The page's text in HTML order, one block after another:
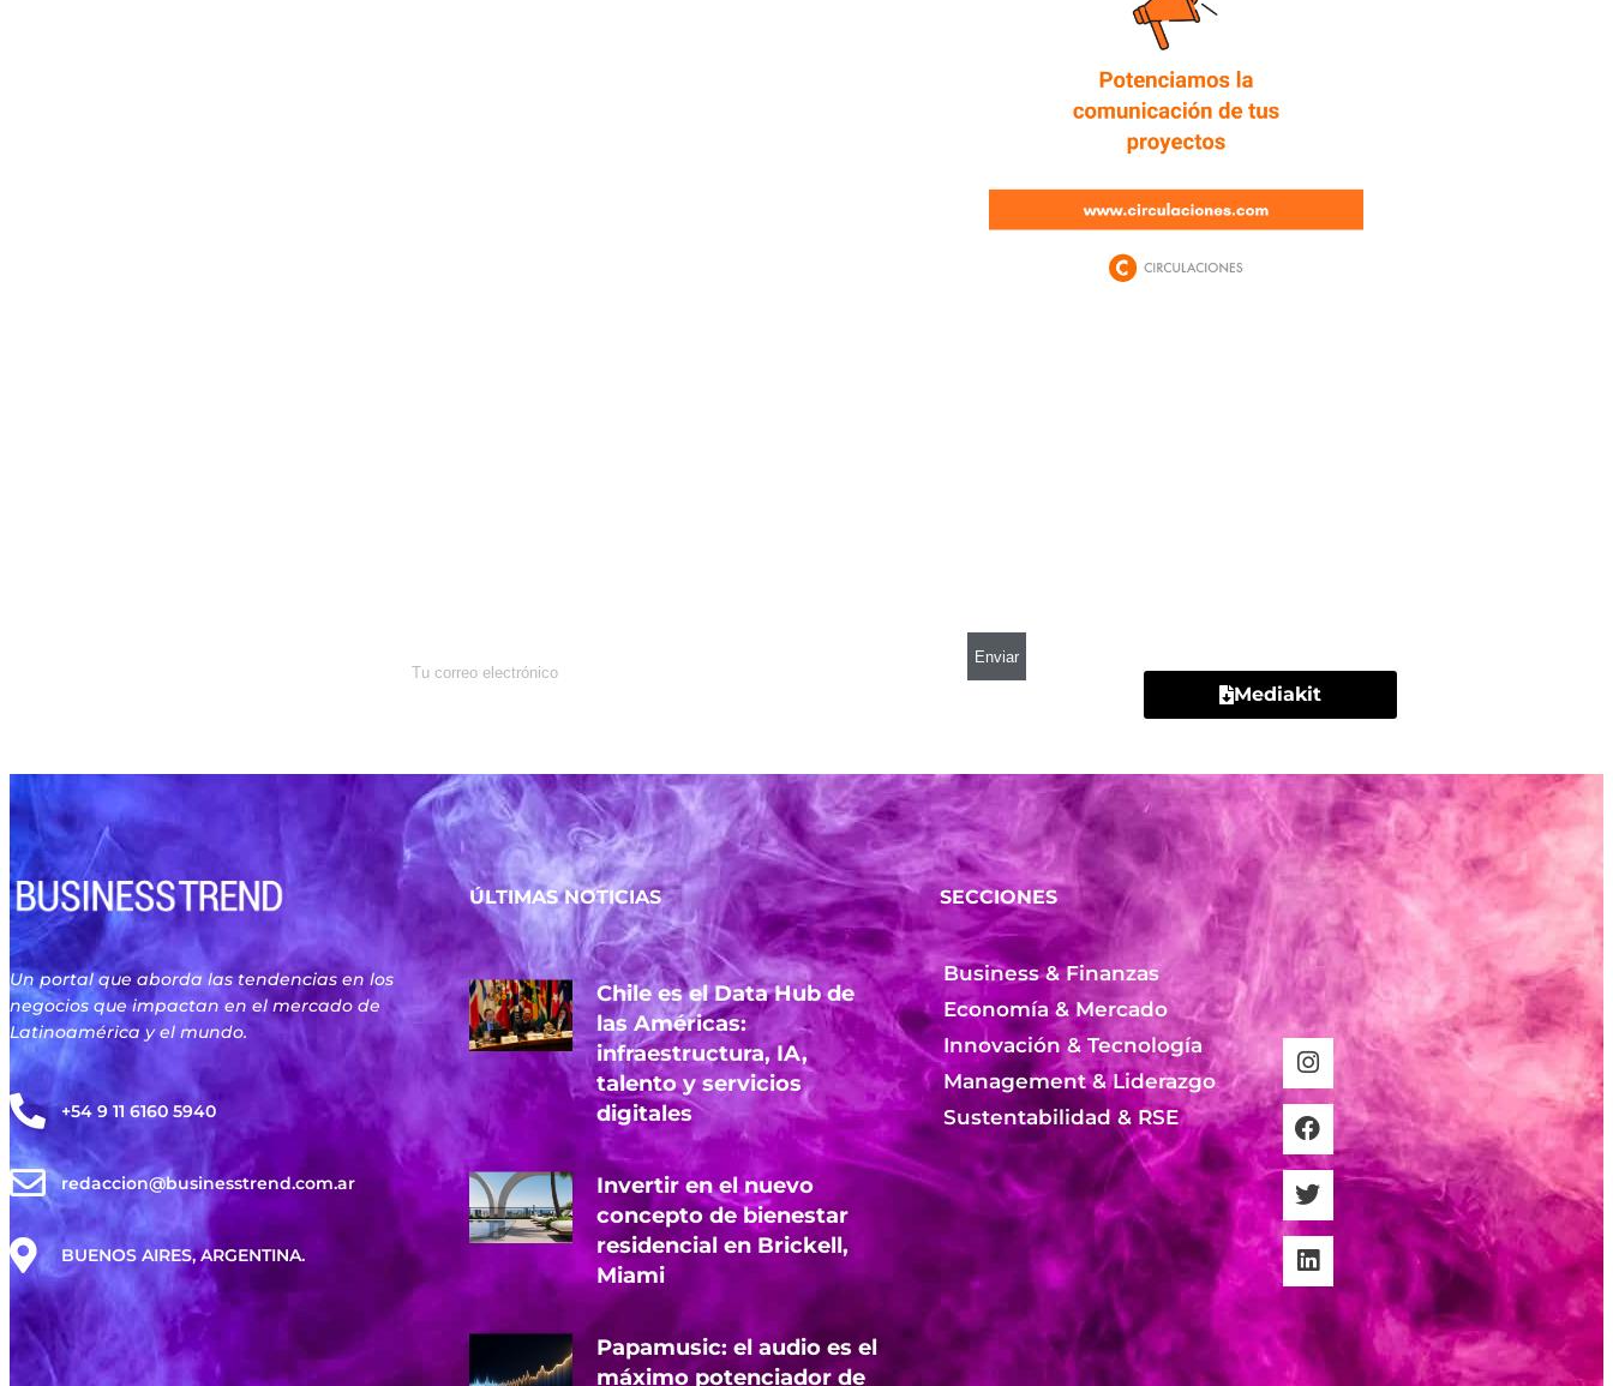
Mediakit
Un portal que aborda las tendencias en los
negocios que impactan en el mercado de
Latinoamérica y el mundo.
+54 9 11 6160 5940
redaccion@businesstrend.com.ar
BUENOS AIRES, ARGENTINA.
ÚLTIMAS NOTICIAS
Chile es el Data Hub de
las Américas:
infraestructura, IA,
talento y servicios
digitales
Invertir en el nuevo
concepto de bienestar
residencial en Brickell,
Miami
Papamusic: el audio es el
máximo potenciador de
SECCIONES
Business & Finanzas
Economía & Mercado
Innovación & Tecnología
Management & Liderazgo
Sustentabilidad & RSE